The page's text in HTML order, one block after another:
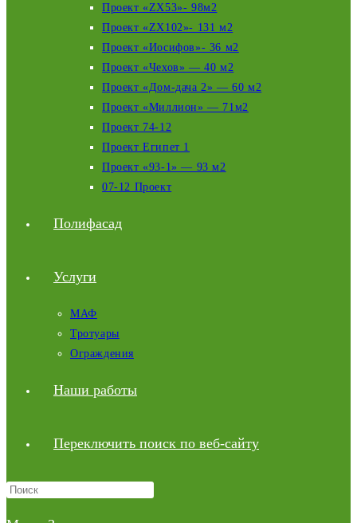
Проект «ZX53»- 98м2
Проект «ZX102»- 131 м2
Проект «Иосифов»- 36 м2
Проект «Чехов» — 40 м2
Проект «Дом-дача 2» — 60 м2
Проект «Миллион» — 71м2
Проект 74-12
Проект Египет 1
Проект «93-1» — 93 м2
07-12 Проект
Полифасад
Услуги
МАФ
Тротуары
Ограждения
Наши работы
Переключить поиск по веб-сайту